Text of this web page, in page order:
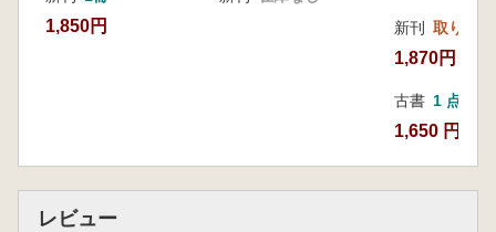
1,850円 新刊 取り寄せ
1,870円
古書 1 点
1,650 円
レビュー